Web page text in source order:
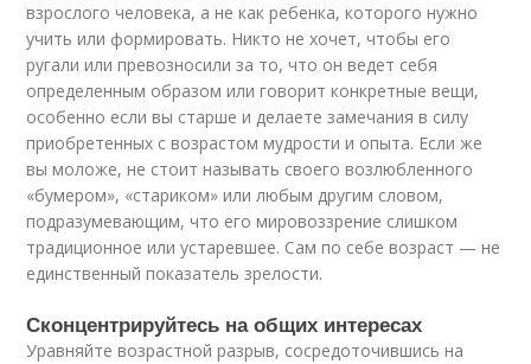
взрослого человека, а не как ребенка, которого нужно
учить или формировать. Никто не хочет, чтобы его
ругали или превозносили за то, что он ведет себя
определенным образом или говорит конкретные вещи,
особенно если вы старше и делаете замечания в силу
приобретенных с возрастом мудрости и опыта. Если же
вы моложе, не стоит называть своего возлюбленного
«бумером», «стариком» или любым другим словом,
подразумевающим, что его мировоззрение слишком
традиционное или устаревшее. Сам по себе возраст — не
единственный показатель зрелости.
Сконцентрируйтесь на общих интересах
Уравняйте возрастной разрыв, сосредоточившись на